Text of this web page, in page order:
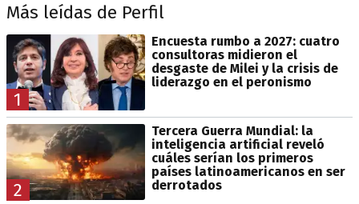
Más leídas de Perfil
1
Encuesta rumbo a 2027: cuatro
consultoras midieron el
desgaste de Milei y la crisis de
liderazgo en el peronismo
2
Tercera Guerra Mundial: la
inteligencia artificial reveló
cuáles serían los primeros
países latinoamericanos en ser
derrotados